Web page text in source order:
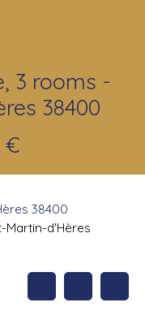
3 rooms -
38400
€
38400
Martin-d'Hères